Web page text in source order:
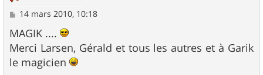
M
s
s
a
g
e
14 mars 2010, 10:18
MAGIK ....
Merci Larsen, Gérald et tous les autres et à Garik
le magicien